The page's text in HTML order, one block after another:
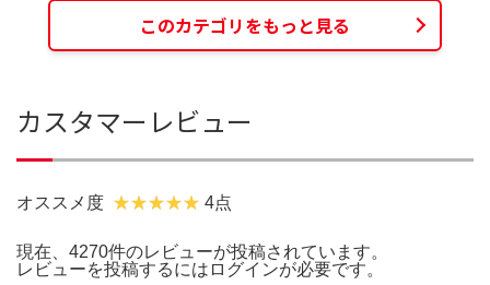
このカテゴリをもっと見る
カスタマーレビュー
オススメ度 4点
現在、4270件のレビューが投稿されています。
レビューを投稿するには ログインが必要です。